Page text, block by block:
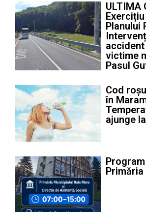
ULTIMA
Planului
victime
Pasul
Cod
în
ajunge
Primăria